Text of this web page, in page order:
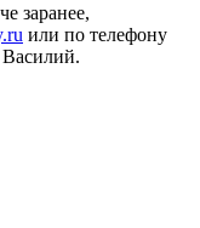
заранее,
или по телефону